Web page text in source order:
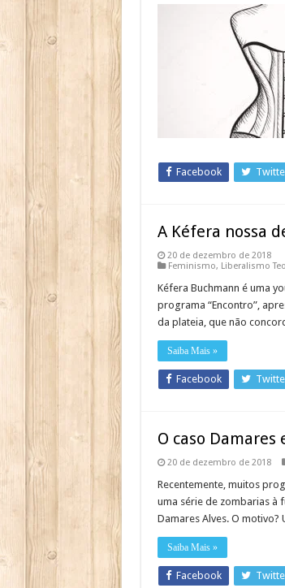
Facebook
A Kéfera nossa
20 de dezembro de 2018
Feminismo, Liberalismo
Kéfera Buchmann é uma
programa “Encontro”,
da plateia, que não
Saiba Mais »
Facebook
O caso
20 de dezembro de 2018
Recentemente, muitos
uma série de zombarias à
Damares Alves. O
Saiba Mais »
Facebook